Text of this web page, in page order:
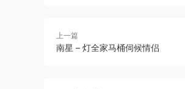
上一篇
南星 – 灯全家马桶伺候情侣